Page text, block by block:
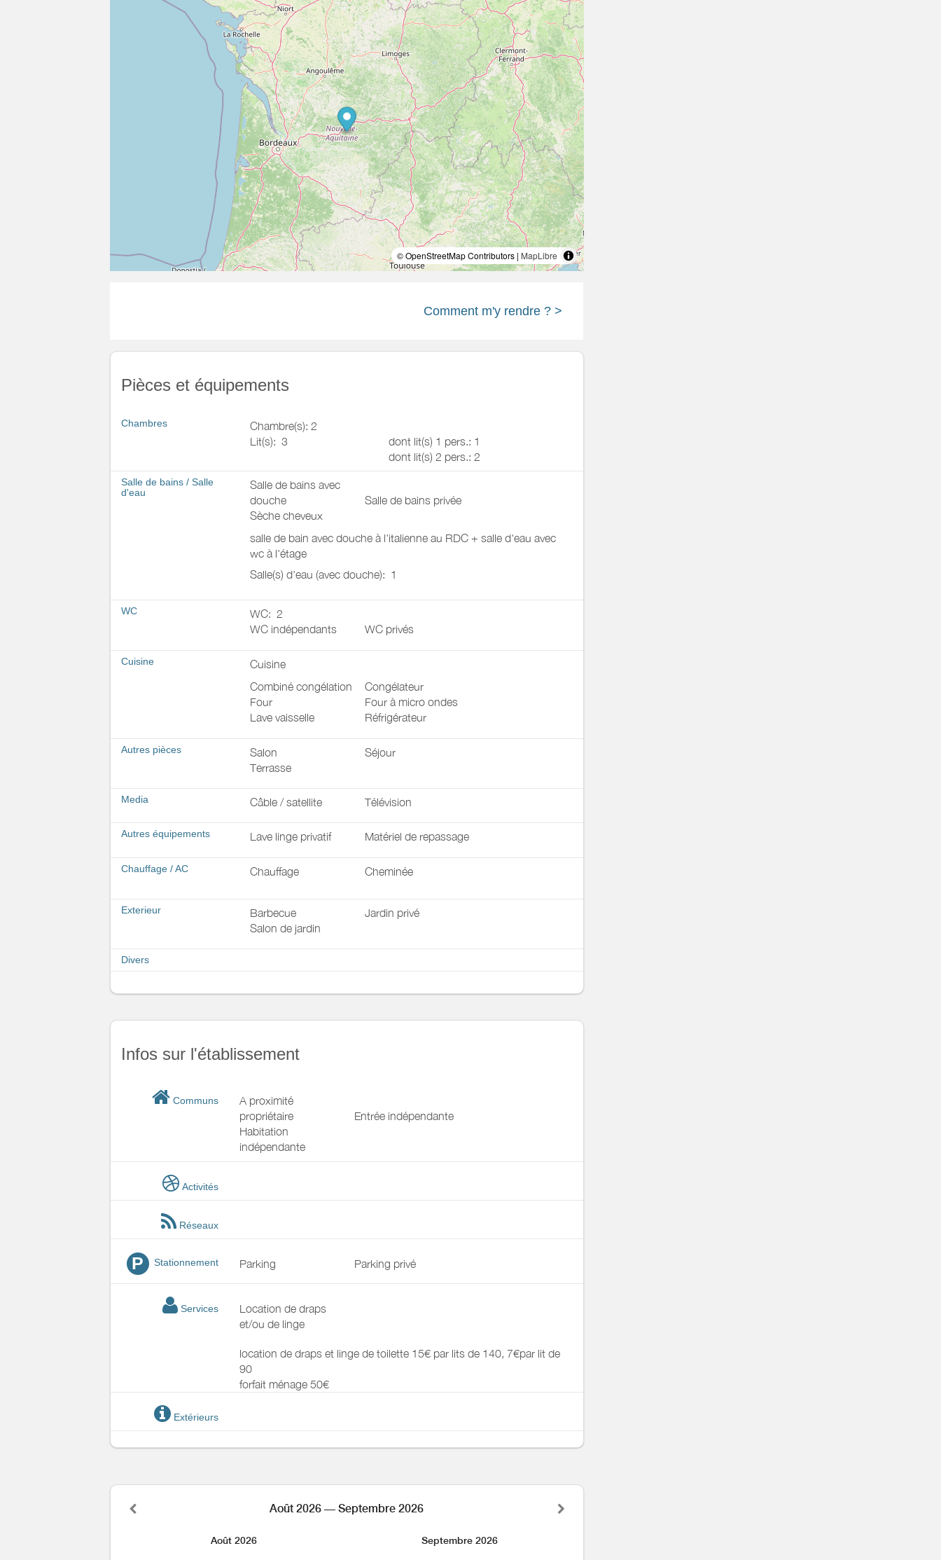
© OpenStreetMap Contributors | MapLibre
Comment m'y rendre ? >
Pièces et équipements
Chambres
Chambre(s): 2
Lit(s): 3
dont lit(s) 1 pers.: 1
dont lit(s) 2 pers.: 2
Salle de bains / Salle
d'eau
Salle de bains avec
douche
Salle de bains privée
Sèche cheveux
salle de bain avec douche à l'italienne au RDC + salle d'eau avec
wc à l'étage
Salle(s) d'eau (avec douche): 1
WC WC: 2
WC indépendants
WC privés
Cuisine
Cuisine
Combiné congélation
Congélateur
Four
Four à micro ondes
Lave vaisselle
Réfrigérateur
Autres pièces Salon
Séjour
Terrasse
Media Câble / satellite Télévision
Autres équipements Lave linge privatif Matériel de repassage
Chauffage / AC Chauffage Cheminée
Exterieur Barbecue
Jardin privé
Salon de jardin
Divers
Infos sur l'établissement
Communs
A proximité
propriétaire
Entrée indépendante
Habitation
indépendante
Activités
Réseaux
P Stationnement Parking Parking privé
Services
Location de draps
et/ou de linge
location de draps et linge de toilette 15€ par lits de 140, 7€par lit de
90
forfait ménage 50€
Extérieurs
Août 2026 — Septembre 2026
Août 2026 Septembre 2026